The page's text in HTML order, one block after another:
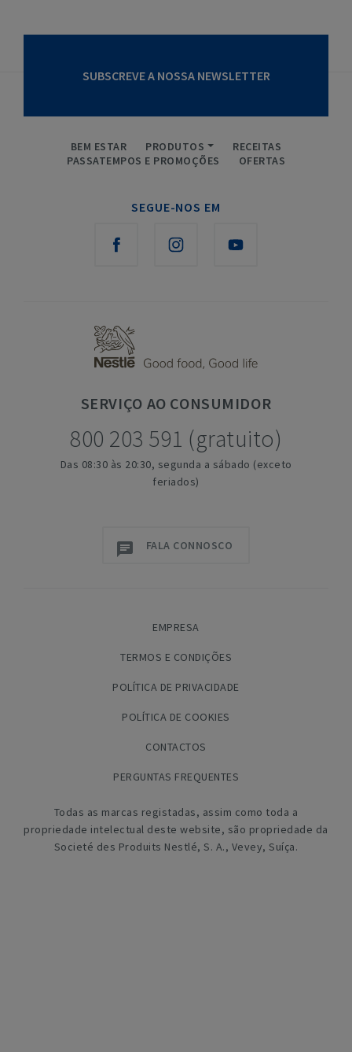
SUBSCREVE A NOSSA NEWSLETTER
BEM ESTAR PRODUTOS
RECEITAS
PASSATEMPOS E PROMOÇÕES
OFERTAS
SEGUE-NOS EM
SERVIÇO AO CONSUMIDOR
800 203 591 (gratuito)
Das 08:30 às 20:30, segunda a sábado (exceto
feriados)
FALA CONNOSCO
EMPRESA
TERMOS E CONDIÇÕES
POLÍTICA DE PRIVACIDADE
POLÍTICA DE COOKIES
CONTACTOS
PERGUNTAS FREQUENTES
Todas as marcas registadas, assim como toda a
propriedade intelectual deste website, são propriedade da
Societé des Produits Nestlé, S. A., Vevey, Suíça.